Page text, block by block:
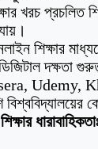
খরচ প্রচলিত
শিক্ষার
দক্ষতা
Udemy, Khan